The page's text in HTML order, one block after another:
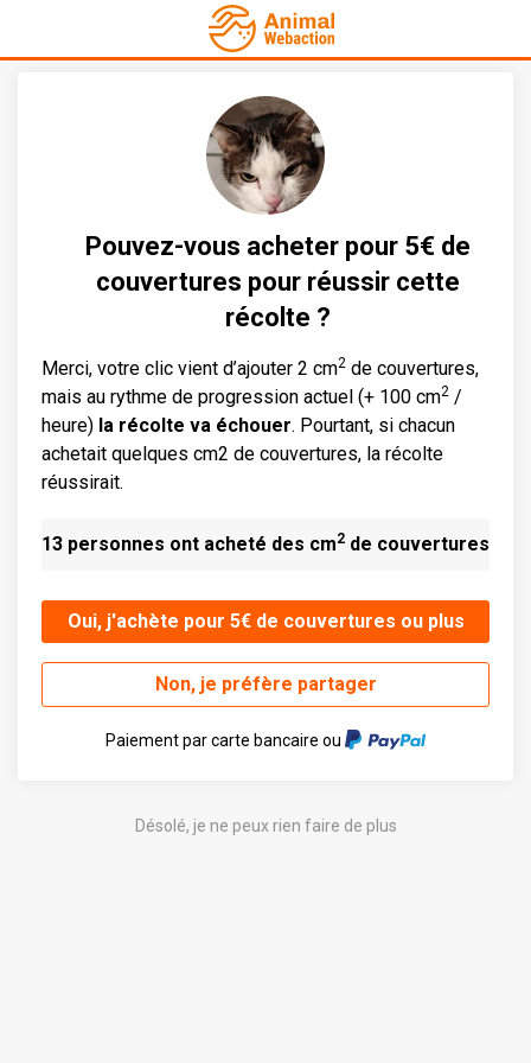
Pouvez-vous acheter pour 5€ de
couvertures pour réussir cette
récolte ?
Merci, votre clic vient d’ajouter 2 cm2 de couvertures,
mais au rythme de progression actuel (+ 100 cm2 /
heure) la récolte va échouer. Pourtant, si chacun
achetait quelques cm2 de couvertures, la récolte
réussirait.
13 personnes ont acheté des cm2 de couvertures
Oui, j'achète pour 5€ de couvertures ou plus
Non, je préfère partager
Paiement par carte bancaire ou
Désolé, je ne peux rien faire de plus